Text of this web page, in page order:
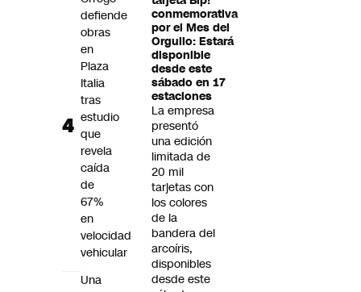
conmemorativa
por el Mes del
Orgullo: Estará
disponible
desde este
sábado en 17
estaciones
La empresa
presentó
una edición
limitada de
20 mil
tarjetas con
los colores
de la
bandera del
arcoíris,
disponibles
desde este
defiende
obras
en
Plaza
Italia
tras
estudio
que
revela
caída
de
67%
en
velocidad
vehicular
Una